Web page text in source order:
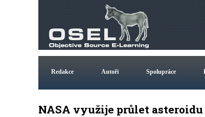
Redakce Autoři Spolupráce
NASA využije průlet